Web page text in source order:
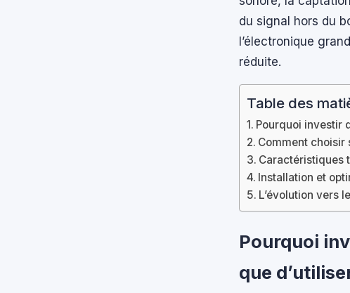
du signal hors du
l’électronique
réduite.
Table des
Pourquoi investir
Comment choisir
Caractéristiques
Installation et
L’évolution vers
Pourquoi
que